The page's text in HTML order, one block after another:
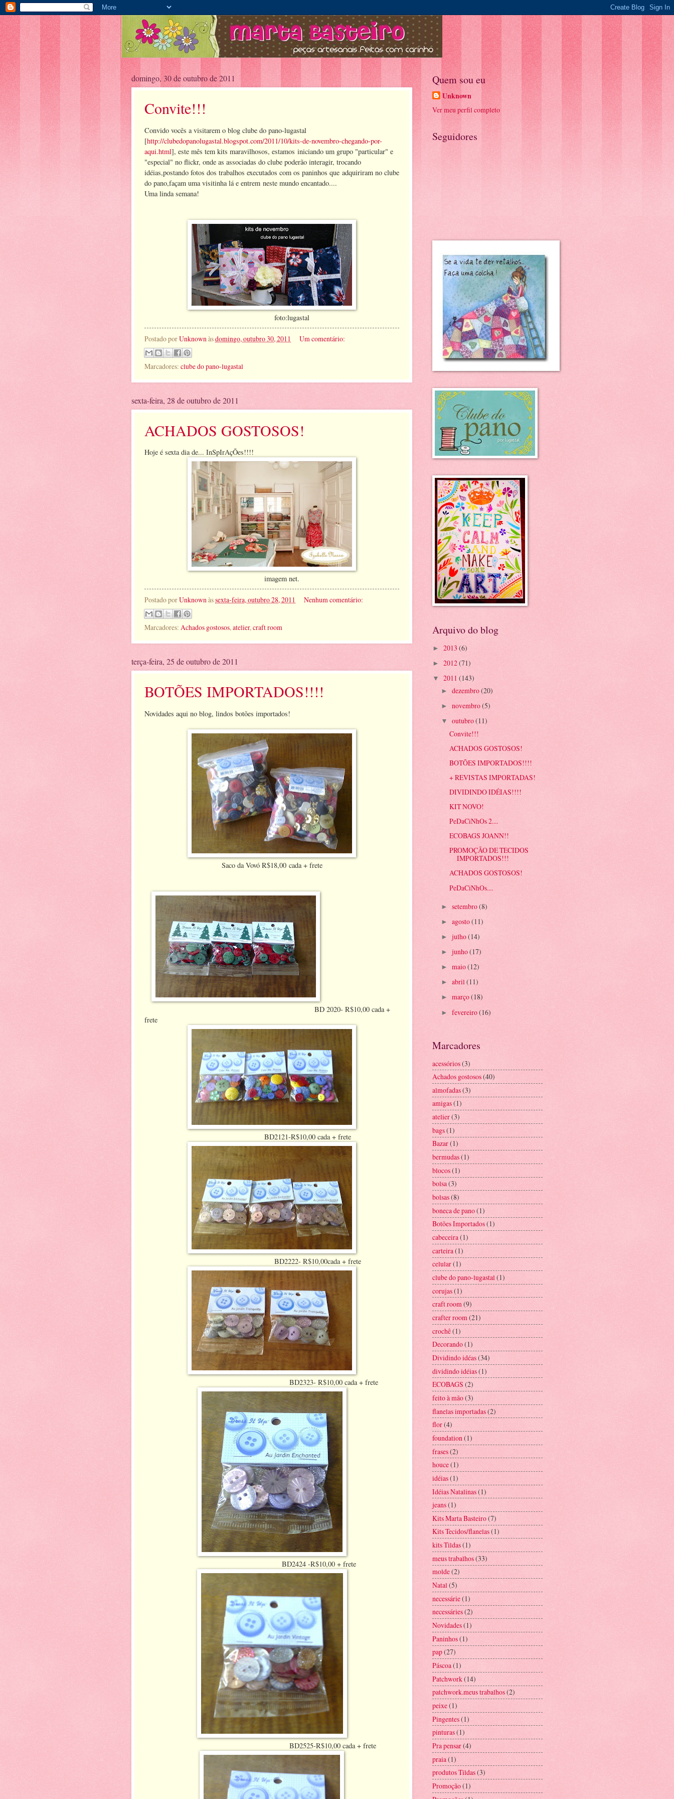
domingo, 30 de outubro de 2011
Convite!!!
Convido vocês a visitarem o blog clube do pano-lugastal
[http://clubedopanolugastal.blogspot.com/2011/10/kits-de-novembro-chegando-por-
aqui.html], este mês tem kits maravilhosos, estamos iniciando um grupo "particular" e
"especial" no flickr, onde as associadas do clube poderão interagir, trocando
idéias,postando fotos dos trabalhos executados com os paninhos que adquiriram no clube
do pano,façam uma visitinha lá e entrem neste mundo encantado....
Uma linda semana!
foto:lugastal
Postado porUnknown àsdomingo, outubro 30, 2011 Um comentário:
Marcadores: clube do pano-lugastal
sexta-feira, 28 de outubro de 2011
ACHADOS GOSTOSOS!
Hoje é sexta dia de... InSpIrAçÕes!!!!
imagem net.
Postado porUnknownàssexta-feira, outubro 28, 2011 Nenhum comentário:
Marcadores: Achados gostosos,atelier,craft room
terça-feira, 25 de outubro de 2011
BOTÕES IMPORTADOS!!!!
Novidades aqui no blog, lindos botões importados!
Saco da Vovó R$18,00 cada + frete
BD 2020- R$10,00 cada +
frete
BD2121-R$10,00 cada + frete
BD2222- R$10,00cada + frete
BD2323- R$10,00 cada + frete
BD2424 -R$10,00 + frete
BD2525-R$10,00 cada + frete
Quem sou eu
Unknown
Ver meu perfil completo
Seguidores
Arquivo do blog
► 2013 (6)
► 2012(71)
▼ 2011 (143)
► dezembro(20)
► novembro(5)
▼ outubro(11)
Convite!!!
ACHADOS GOSTOSOS!
BOTÕES IMPORTADOS!!!!
+ REVISTAS IMPORTADAS!
DIVIDINDO IDÉIAS!!!!
KIT NOVO!
PeDaCiNhOs 2....
ECOBAGS JOANN!!
PROMOÇÃO DE TECIDOS
IMPORTADOS!!!
ACHADOS GOSTOSOS!
PeDaCiNhOs....
► setembro(8)
► agosto(11)
► julho(14)
► junho(17)
► maio(12)
► abril(11)
► março(18)
► fevereiro(16)
Marcadores
acessórios(3)
Achados gostosos(40)
almofadas(3)
amigas(1)
atelier(3)
bags(1)
Bazar(1)
bermudas(1)
blocos(1)
bolsa(3)
bolsas(8)
boneca de pano(1)
Botões Importados(1)
cabeceira(1)
carteira (1)
celular(1)
clube do pano-lugastal(1)
corujas(1)
craft room(9)
crafter room(21)
crochê(1)
Decorando(1)
Dividindo idéas(34)
dividindo idéias(1)
ECOBAGS (2)
feito à mão(3)
flanelas importadas(2)
flor(4)
foundation(1)
frases(2)
houce(1)
idéias(1)
Idéias Natalinas(1)
jeans(1)
Kits Marta Basteiro(7)
Kits Tecidos/flanelas(1)
kits Tildas(1)
meus trabalhos(33)
molde(2)
Natal(5)
necessárie(1)
necessáries(2)
Novidades(1)
Paninhos(1)
pap(27)
Páscoa(1)
Patchwork(14)
patchwork.meus trabalhos(2)
peixe(1)
Pingentes(1)
pinturas(1)
Pra pensar(4)
praia (1)
produtos Tildas(3)
Promoção(1)